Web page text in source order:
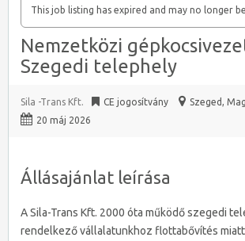
This job listing has expired and may no longer
Nemzetközi
Szegedi telephely
Sila -Trans Kft. CE jogosítvány Szeged,
20 máj 2026
Állásajánlat leírása
A Sila-Trans Kft. 2000 óta működő szegedi
rendelkező vállalatunkhoz flottabővítés